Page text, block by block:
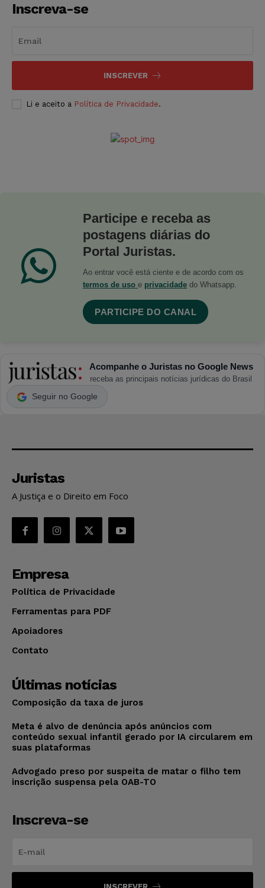
Inscreva-se
INSCREVER
Li e aceito a Política de Privacidade.
Participe e receba as
postagens diárias do
Portal Juristas.
Ao entrar você está ciente e de acordo com os
termos de uso e privacidade do Whatsapp.
PARTICIPE DO CANAL
Acompanhe o Juristas no Google News
receba as principais notícias jurídicas do Brasil
Seguir no Google
Juristas
A Justiça e o Direito em Foco
Empresa
Política de Privacidade
Ferramentas para PDF
Apoiadores
Contato
Últimas notícias
Composição da taxa de juros
Meta é alvo de denúncia após anúncios com
conteúdo sexual infantil gerado por IA circularem em
suas plataformas
Advogado preso por suspeita de matar o filho tem
inscrição suspensa pela OAB-TO
Inscreva-se